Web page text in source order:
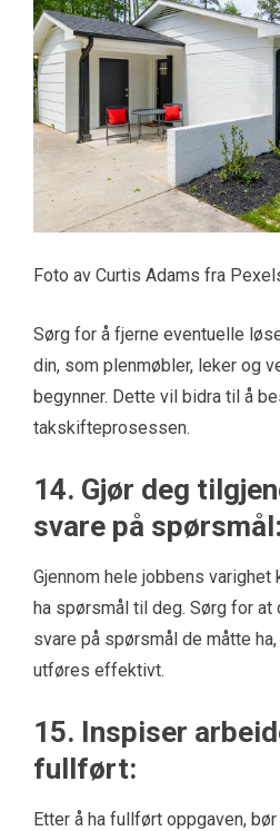
Foto av Curtis Adams fra
Sørg for å fjerne eventuelle
din, som plenmøbler, leker og
begynner. Dette vil bidra til å
takskifteprosessen.
14. Gjør deg
svare på spørsmål:
Gjennom hele jobbens varighet
ha spørsmål til deg. Sørg for
svare på spørsmål de måtte
utføres effektivt.
15. Inspiser
fullført:
Etter å ha fullført oppgaven,